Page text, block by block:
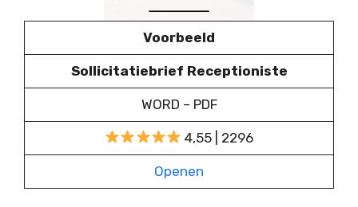
Voorbeeld
Sollicitatiebrief Receptioniste
WORD – PDF
4,55 | 2296
Openen